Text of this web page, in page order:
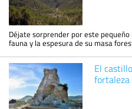
Déjate sorprender por este
fauna y la espesura de su masa
El
fortaleza